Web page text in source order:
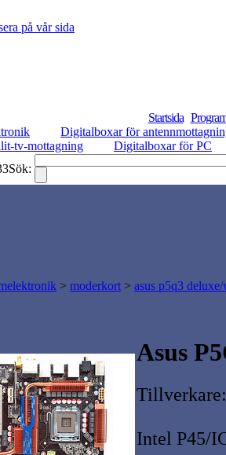
på vår sida
Startsida
Digitalboxar för
tv-mottagning
Digitalboxar för PC
Sök:
> moderkort > asus p5q3
Asus
Intel P45/